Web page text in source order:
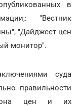
в
"Вестник
"Дайджест цен
монитор".
суда
правильности
цен и их